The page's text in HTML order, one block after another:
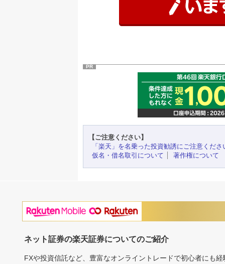
PR
【ご注意ください】
「楽天」を名乗った投資勧誘にご注意くださ
仮名・借名取引について
著作権について
ネット証券の楽天証券についてのご紹介
FXや投資信託など、豊富なオンライントレードで初心者にも